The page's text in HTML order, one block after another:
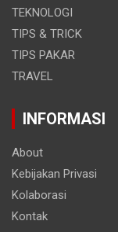
TEKNOLOGI
TIPS & TRICK
TIPS PAKAR
TRAVEL
INFORMASI
About
Kebijakan Privasi
Kolaborasi
Kontak